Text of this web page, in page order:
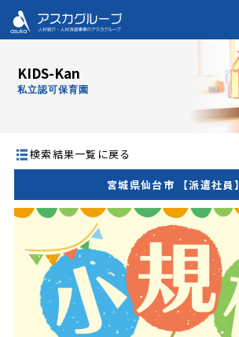
KIDS-Kan
私立認可保育園
検索結果一覧に戻る
宮城県仙台市 【派遣社員】